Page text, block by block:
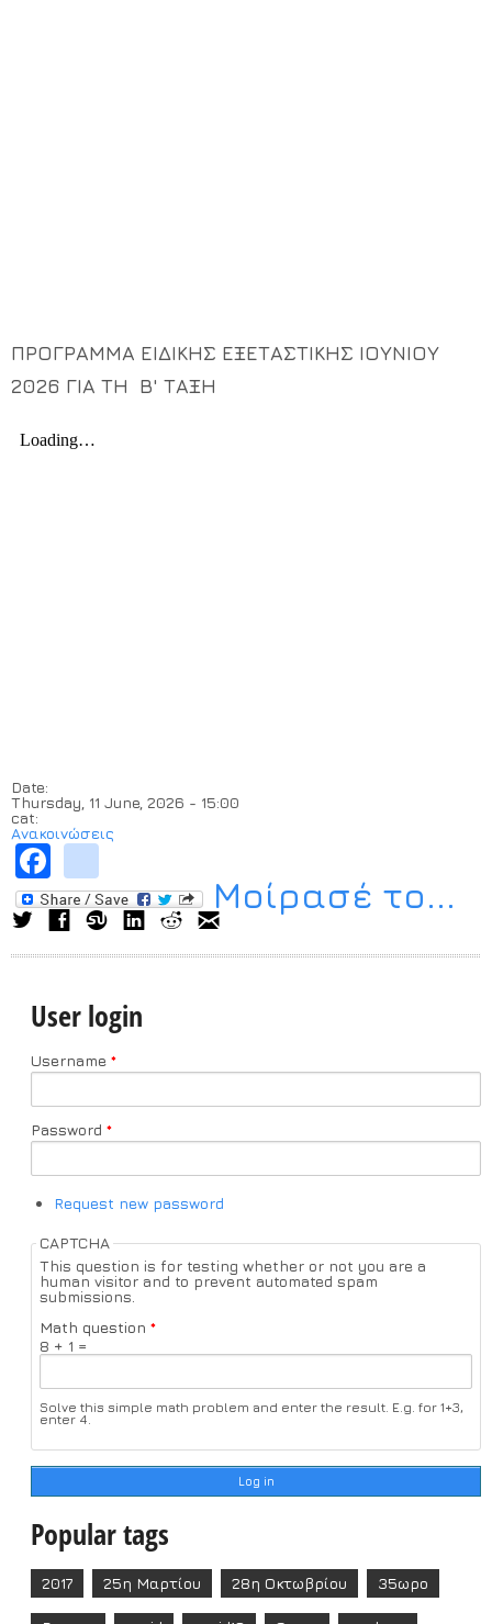
ΠΡΟΓΡΑΜΜΑ ΕΙΔΙΚΗΣ ΕΞΕΤΑΣΤΙΚΗΣ ΙΟΥΝΙΟΥ
2026 ΓΙΑ ΤΗ Β' ΤΑΞΗ
Date:
Thursday, 11 June, 2026 - 15:00
cat:
Ανακοινώσεις
Μοίρασέ το...
User login
Username *
Password *
Request new password
CAPTCHA
This question is for testing whether or not you are a
human visitor and to prevent automated spam
submissions.
Math question *
8 + 1 =
Solve this simple math problem and enter the result. E.g. for 1+3,
enter 4.
Popular tags
2017 25η Μαρτίου 28η Οκτωβρίου 35ωρο